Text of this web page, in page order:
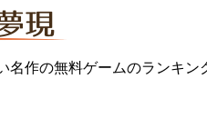
名作の無料ゲームのランキン